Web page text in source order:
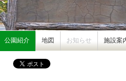
公園紹介 地図 お知らせ 施設案